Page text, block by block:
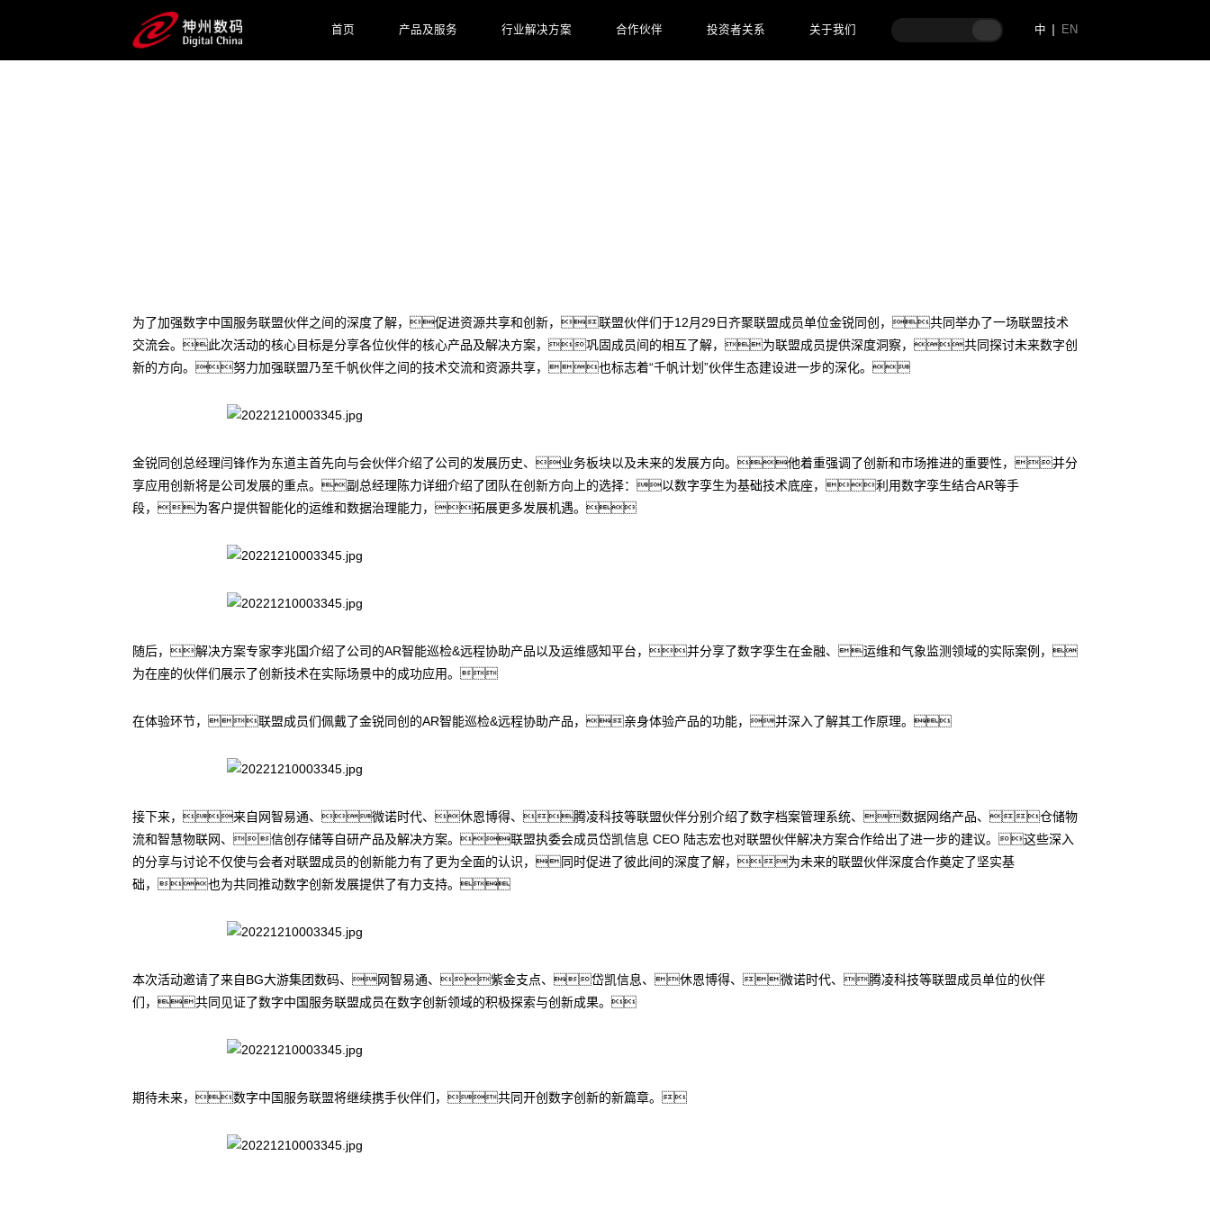
首页 产品及服务 行业解决方案 合作伙伴 投资者关系 关于我们 中 EN
为了加强数字中国服务联盟伙伴之间的深度了解，促进资源共享和创新，联盟伙伴们于12月29日齐聚联盟成员单位金锐同创，共同举办了一场联盟技术
交流会。此次活动的核心目标是分享各位伙伴的核心产品及解决方案，巩固成员间的相互了解，为联盟成员提供深度洞察，共同探讨未来数字创
新的方向。努力加强联盟乃至千帆伙伴之间的技术交流和资源共享，也标志着“千帆计划”伙伴生态建设进一步的深化。
金锐同创总经理闫锋作为东道主首先向与会伙伴介绍了公司的发展历史、业务板块以及未来的发展方向。他着重强调了创新和市场推进的重要性，并分
享应用创新将是公司发展的重点。副总经理陈力详细介绍了团队在创新方向上的选择：以数字孪生为基础技术底座，利用数字孪生结合AR等手
段，为客户提供智能化的运维和数据治理能力，拓展更多发展机遇。
随后，解决方案专家李兆国介绍了公司的AR智能巡检&远程协助产品以及运维感知平台，并分享了数字孪生在金融、运维和气象监测领域的实际案例，
为在座的伙伴们展示了创新技术在实际场景中的成功应用。
在体验环节，联盟成员们佩戴了金锐同创的AR智能巡检&远程协助产品，亲身体验产品的功能，并深入了解其工作原理。
接下来，来自网智易通、微诺时代、休恩博得、腾凌科技等联盟伙伴分别介绍了数字档案管理系统、数据网络产品、仓储物
流和智慧物联网、信创存储等自研产品及解决方案。联盟执委会成员岱凯信息 CEO 陆志宏也对联盟伙伴解决方案合作给出了进一步的建议。这些深入
的分享与讨论不仅使与会者对联盟成员的创新能力有了更为全面的认识，同时促进了彼此间的深度了解，为未来的联盟伙伴深度合作奠定了坚实基
础，也为共同推动数字创新发展提供了有力支持。
本次活动邀请了来自BG大游集团数码、网智易通、紫金支点、岱凯信息、休恩博得、微诺时代、腾凌科技等联盟成员单位的伙伴
们，共同见证了数字中国服务联盟成员在数字创新领域的积极探索与创新成果。
期待未来，数字中国服务联盟将继续携手伙伴们，共同开创数字创新的新篇章。